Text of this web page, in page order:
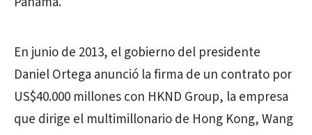
En junio de 2013, el gobierno del presidente
Daniel Ortega anunció la firma de un contrato por
US$40.000 millones con HKND Group, la empresa
que dirige el multimillonario de Hong Kong, Wang